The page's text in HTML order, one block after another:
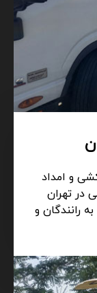
و امداد
در تهران
رانندگان و